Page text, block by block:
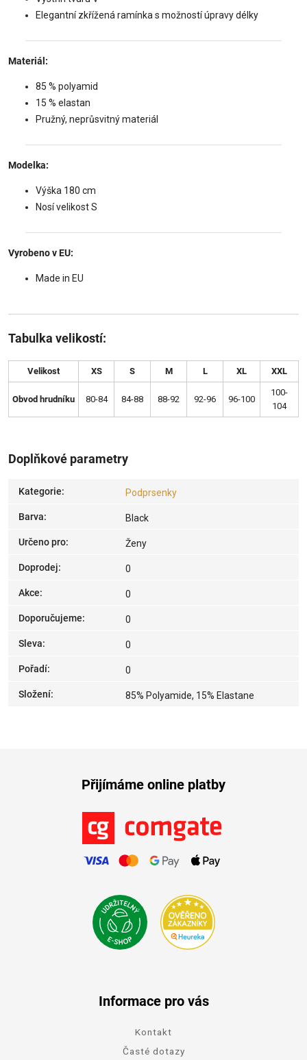
Elegantní zkřížená ramínka s možností úpravy délky
Materiál:
85 % polyamid
15 % elastan
Pružný, neprůsvitný materiál
Modelka:
Výška 180 cm
Nosí velikost S
Vyrobeno v EU:
Made in EU
Tabulka velikostí:
Velikost XS S M L XL XXL
Obvod hrudníku 80-84 84-88 88-92 92-96 96-100
100-
104
Doplňkové parametry
Kategorie: Podprsenky
Barva: Black
Určeno pro: Ženy
Doprodej: 0
Akce: 0
Doporučujeme: 0
Sleva: 0
Pořadí: 0
Složení: 85% Polyamide, 15% Elastane
Přijímáme online platby
Informace pro vás
Kontakt
Časté dotazy